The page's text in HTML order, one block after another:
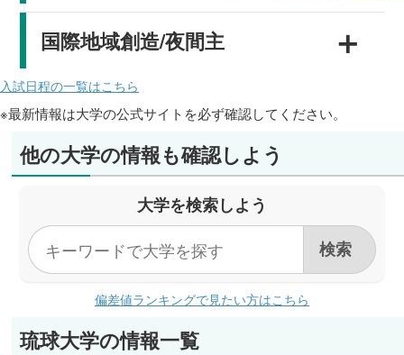
国際地域創造/夜間主 ＋
入試日程の一覧はこちら
※最新情報は大学の公式サイトを必ず確認してください。
他の大学の情報も確認しよう
大学を検索しよう
偏差値ランキングで見たい方はこちら
琉球大学の情報一覧